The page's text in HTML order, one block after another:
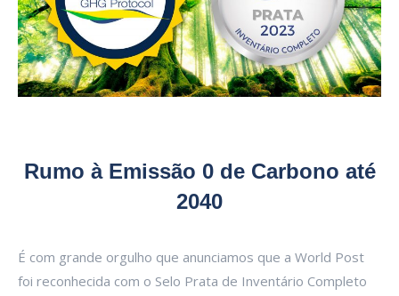
Rumo à Emissão 0 de Carbono até
2040
É com grande orgulho que anunciamos que a World Post
foi reconhecida com o Selo Prata de Inventário Completo